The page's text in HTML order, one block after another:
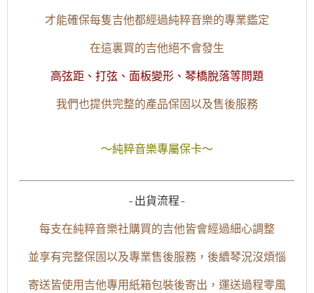
才能確保每隻吉他都經過純粹音樂的專業鑑定
在這裏買的吉他絕不會發生
高弦距、打弦、面板變形、琴橋脫落等問題
我們也提供完整的產品保固以及售後服務
～純粹音樂專屬保卡～
-出貨流程-
每支在純粹音樂社購買的吉他皆會經過細心調整
並享有完整保固以及專業售後服務，後續琴況沒煩惱
寄送皆使用吉他專用紙箱包裝後寄出，運送過程零風